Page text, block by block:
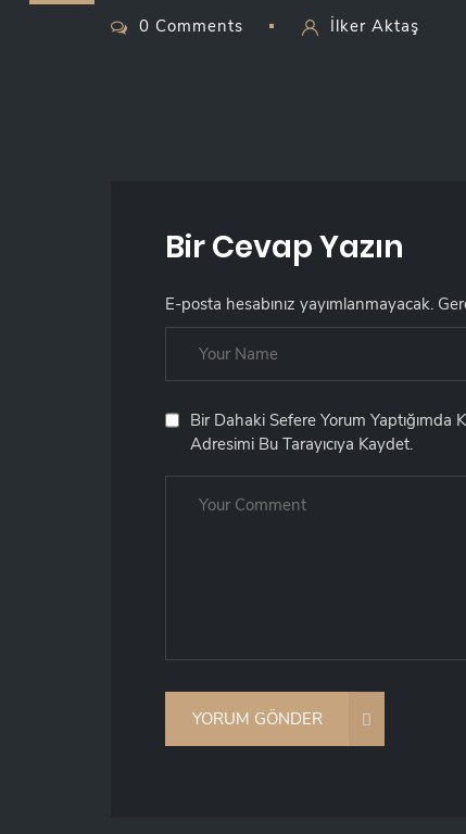
0 Comments
İlker Aktaş
Bir Cevap Yazın
E-posta hesabınız yayımlanmayacak.
Bir Dahaki Sefere Yorum Yaptığımda
Adresimi Bu Tarayıcıya Kaydet.